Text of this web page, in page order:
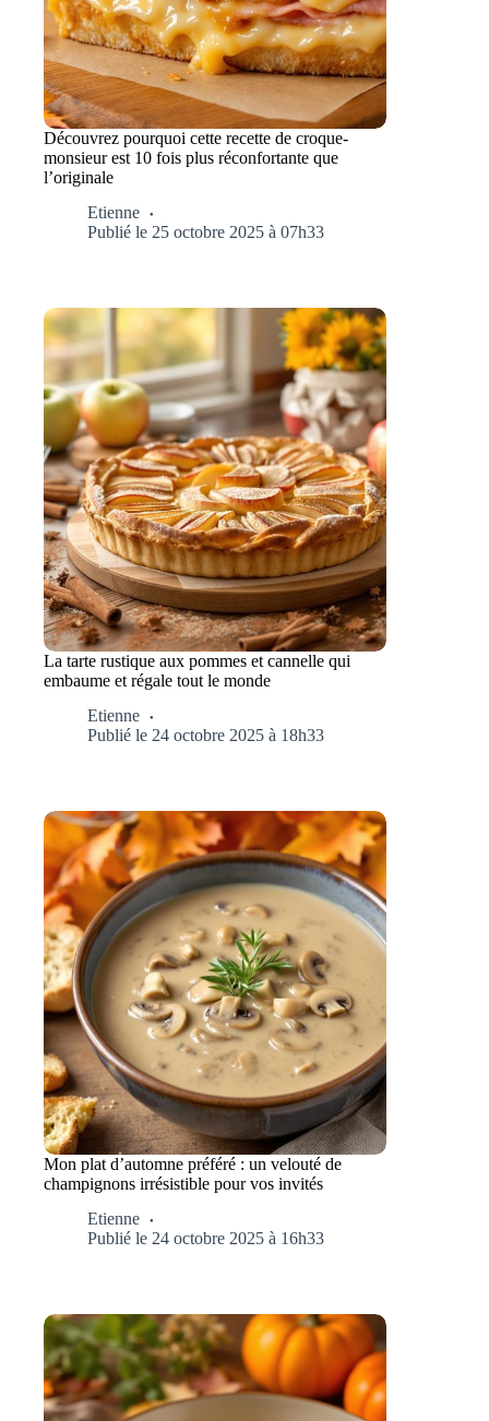
Découvrez pourquoi cette recette de croque-
monsieur est 10 fois plus réconfortante que
l’originale
Etienne
Publié le 25 octobre 2025 à 07h33
La tarte rustique aux pommes et cannelle qui
embaume et régale tout le monde
Etienne
Publié le 24 octobre 2025 à 18h33
Mon plat d’automne préféré : un velouté de
champignons irrésistible pour vos invités
Etienne
Publié le 24 octobre 2025 à 16h33